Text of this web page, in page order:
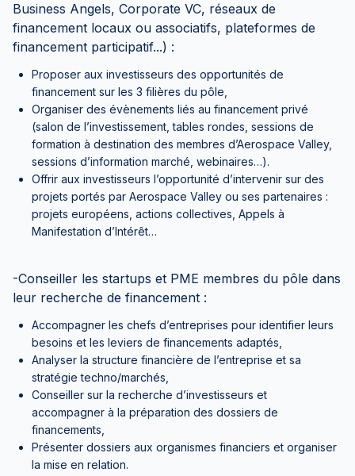
Business Angels, Corporate VC, réseaux de
financement locaux ou associatifs, plateformes de
financement participatif...) :
Proposer aux investisseurs des opportunités de
financement sur les 3 filières du pôle,
Organiser des évènements liés au financement privé
(salon de l’investissement, tables rondes, sessions de
formation à destination des membres d’Aerospace Valley,
sessions d’information marché, webinaires…).
Offrir aux investisseurs l’opportunité d’intervenir sur des
projets portés par Aerospace Valley ou ses partenaires :
projets européens, actions collectives, Appels à
Manifestation d’Intérêt…
-Conseiller les startups et PME membres du pôle dans
leur recherche de financement :
Accompagner les chefs d’entreprises pour identifier leurs
besoins et les leviers de financements adaptés,
Analyser la structure financière de l’entreprise et sa
stratégie techno/marchés,
Conseiller sur la recherche d’investisseurs et
accompagner à la préparation des dossiers de
financements,
Présenter dossiers aux organismes financiers et organiser
la mise en relation.